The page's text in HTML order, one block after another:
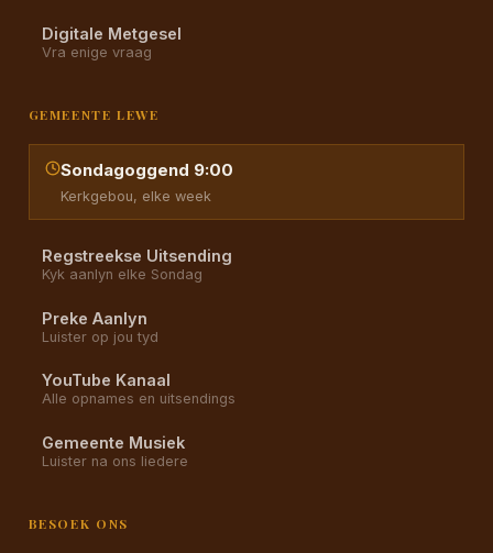
Digitale Metgesel
Vra enige vraag
GEMEENTE LEWE
Sondagoggend 9:00
Kerkgebou, elke week
Regstreekse Uitsending
Kyk aanlyn elke Sondag
Preke Aanlyn
Luister op jou tyd
YouTube Kanaal
Alle opnames en uitsendings
Gemeente Musiek
Luister na ons liedere
BESOEK ONS